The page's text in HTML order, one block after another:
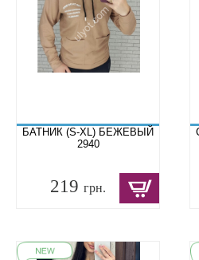
БАТНИК (S-XL) БЕЖЕВЫЙ
2940
219 грн.